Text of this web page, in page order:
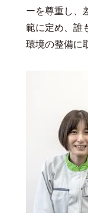
ーを尊重し、
範に定め、誰
環境の整備に